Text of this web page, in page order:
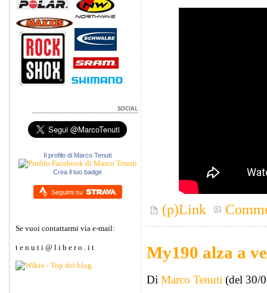
Il profilo di Marco Tenuti
Crea il tuo badge
Seguimi su
Se vuoi contattarmi via e-mail:
t e n u t i @ l i b e r o . i t
(p)Link
My190 alza a
Di Marco Tenuti (del 30/